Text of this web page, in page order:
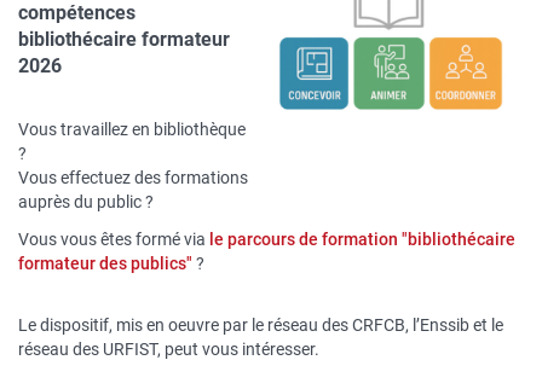
compétences
bibliothécaire formateur
2026
Vous travaillez en bibliothèque
?
Vous effectuez des formations
auprès du public ?
Vous vous êtes formé via le parcours de formation "bibliothécaire
formateur des publics" ?
Le dispositif, mis en oeuvre par l e réseau des CRFCB, l’Enssib et le
réseau des URFIST, peut vous intéresser.